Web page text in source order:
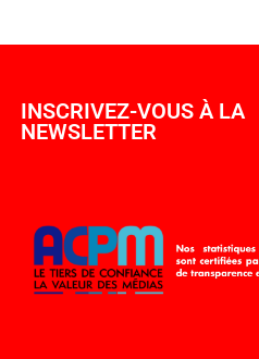
INSCRIVEZ-VOUS À LA
NEWSLETTER